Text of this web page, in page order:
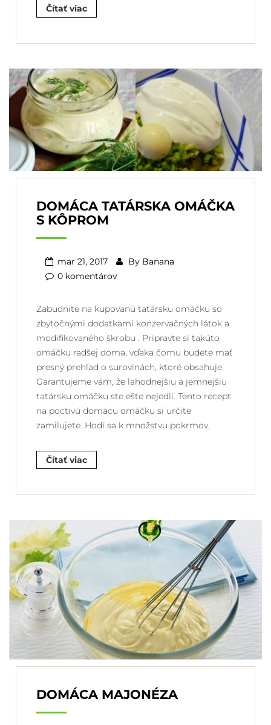
Čítať viac
DOMÁCA TATÁRSKA OMÁČKA
S KÔPROM
mar 21, 2017 By Banana
0 komentárov
Zabudnite na kupovanú tatársku omáčku so
zbytočnými dodatkami konzervačných látok a
modifikovaného škrobu . Pripravte si takúto
omáčku radšej doma, vďaka čomu budete mať
presný prehľad o surovinách, ktoré obsahuje.
Garantujeme vám, že lahodnejšiu a jemnejšiu
tatársku omáčku ste ešte nejedli. Tento recept
na poctivú domácu omáčku si určite
zamilujete. Hodí sa k množstvu pokrmov,
Čítať viac
DOMÁCA MAJONÉZA